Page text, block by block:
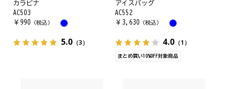
カラビナ
AC503
￥ 990 （税込）
5.0 （3）
アイスバッグ
AC552
￥ 3,630 （税込）
4.0（1）
まとめ買い10%OFF対象商品